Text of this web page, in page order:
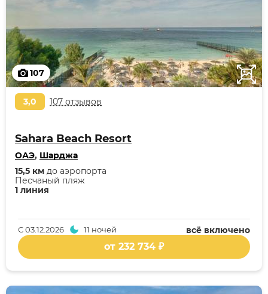
107
3,0 107 отзывов
Sahara Beach Resort
ОАЭ, Шарджа
1 линия
Песчаный пляж
15,5 км до аэропорта
всё включено
С03.12.2026 11 ночей
от 232 734 ₽